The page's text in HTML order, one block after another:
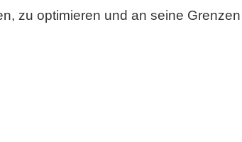
zu optimieren und an seine